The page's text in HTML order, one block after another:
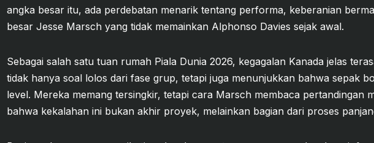
angka besar itu, ada perdebatan menarik tentang performa, keberanian
besar Jesse Marsch yang tidak memainkan Alphonso Davies sejak awal.
Sebagai salah satu tuan rumah Piala Dunia 2026, kegagalan Kanada jelas
tidak hanya soal lolos dari fase grup, tetapi juga menunjukkan bahwa sepak
level. Mereka memang tersingkir, tetapi cara Marsch membaca pertandingan
bahwa kekalahan ini bukan akhir proyek, melainkan bagian dari proses